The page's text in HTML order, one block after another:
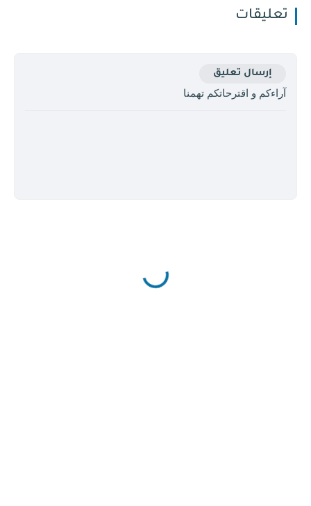
تعليقات
إرسال تعليق
آراءكم و اقترحاتكم تهمنا